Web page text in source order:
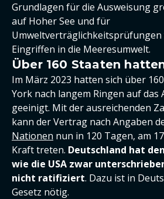
Grundlagen für die Ausweisung
auf Hoher See und für
Eingriffen in die Meeresumwelt.
Über 160 Staaten
Im März 2023 hatten sich über
York nach langem Ringen auf das
geeinigt. Mit der ausreichenden
kann der Vertrag nach Angaben
Nationen nun in 120 Tagen, am
Kraft treten. Deutschland hat
wie die USA zwar
nicht ratifiziert. Dazu ist in
Gesetz nötig.